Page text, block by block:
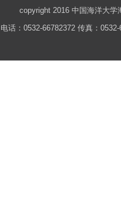
copyright 2016 中国海洋大学
电话：0532-66782372 传真：